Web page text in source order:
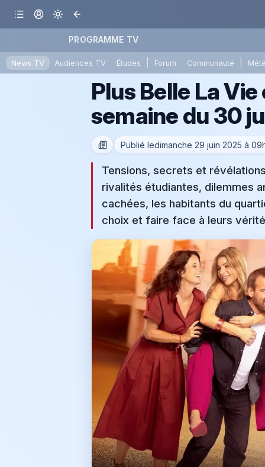
PROGRAMME TV
News TV Audiences TV Études Forum Communauté
Plus Belle La
semaine du 30
Publié ledimanche 29 juin 2025 à
Tensions, secrets et
rivalités étudiantes, dilemmes
cachées, les habitants du
choix et faire face à leurs